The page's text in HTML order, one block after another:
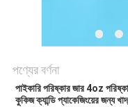
পণ্যের বর্ণনা
পাইকারি পরিষ্কার জার 4oz
কুকিজ ক্যান্ডি প্যাকেজিংয়ের জন্য